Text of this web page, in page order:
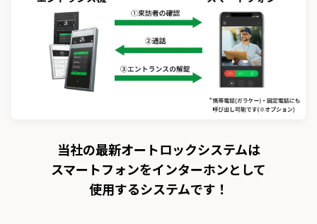
当社の最新オートロックシステムは
スマートフォンをインターホンとして
使用するシステムです！